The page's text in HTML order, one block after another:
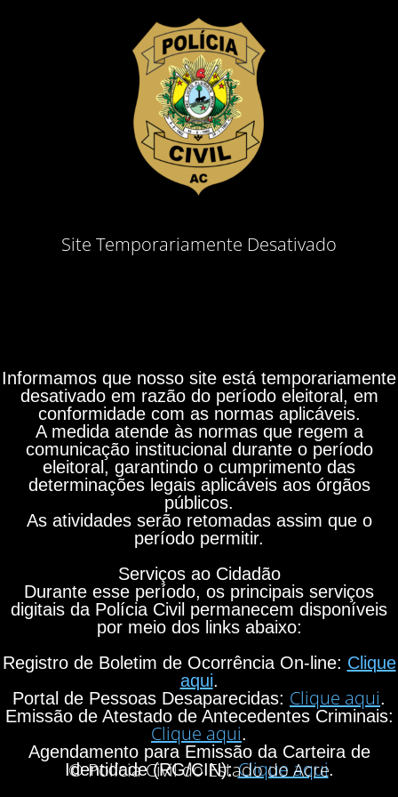
Site Temporariamente Desativado
Informamos que nosso site está temporariamente
desativado em razão do período eleitoral, em
conformidade com as normas aplicáveis.
A medida atende às normas que regem a
comunicação institucional durante o período
eleitoral, garantindo o cumprimento das
determinações legais aplicáveis aos órgãos
públicos.
As atividades serão retomadas assim que o
período permitir.
Serviços ao Cidadão
Durante esse período, os principais serviços
digitais da Polícia Civil permanecem disponíveis
por meio dos links abaixo:
Registro de Boletim de Ocorrência On-line: Clique
aqui.
Portal de Pessoas Desaparecidas: Clique aqui.
Emissão de Atestado de Antecedentes Criminais:
Clique aqui.
Agendamento para Emissão da Carteira de
Identidade (RG/CIN):Clique aqui.
© Polícia Civil do Estado do Acre